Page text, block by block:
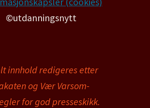
©utdanningsnytt
innhold redigeres etter
og Vær Varsom-
for god presseskikk.